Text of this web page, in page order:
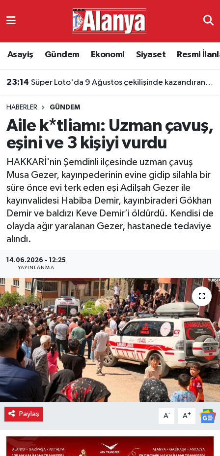
Asayiş Gündem Ekonomi Siyaset Resmi
23:14 Süper Loto'da 9 Ağustos çekilişinde kazandıran numaralar belli oldu
HABERLER GÜNDEM
Aile k*tliamı: Uzman çavuş,
eşini ve 3 kişiyi vurdu
HAKKARİ'nin Şemdinli ilçesinde uzman çavuş
Musa Gezer, kayınpederinin evine gidip silahla bir
süre önce evi terk eden eşi Adilşah Gezer ile
kayınvalidesi Habiba Demir, kayınbiraderi Gökhan
Demir ve baldızı Keve Demir’i öldürdü. Kendisi de
olayda ağır yaralanan Gezer, hastanede tedaviye
alındı.
14.06.2026 - 12:25
YAYINLANMA
Paylaş A- A+
Ekonomi
Resmi İlanlar
Alanyaspor
Turizm
E-Gazete
Antalya Namaz Vakitleri
Süper Lig Puan Durumu ve Fikstür
Tüm Manşetler
Son Dakika Haberleri
Haber Arşivi